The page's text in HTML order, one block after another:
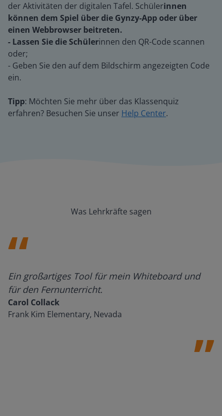
der Aktivitäten der digitalen Tafel. Schülerinnen
können dem Spiel über die Gynzy-App oder über
einen Webbrowser beitreten.
- Lassen Sie die Schülerinnen den QR-Code scannen
oder;
- Geben Sie den auf dem Bildschirm angezeigten Code
ein.
Tipp: Möchten Sie mehr über das Klassenquiz
erfahren? Besuchen Sie unser Help Center.
Was Lehrkräfte sagen
Ein großartiges Tool für mein Whiteboard und
für den Fernunterricht.
Carol Collack
Frank Kim Elementary, Nevada